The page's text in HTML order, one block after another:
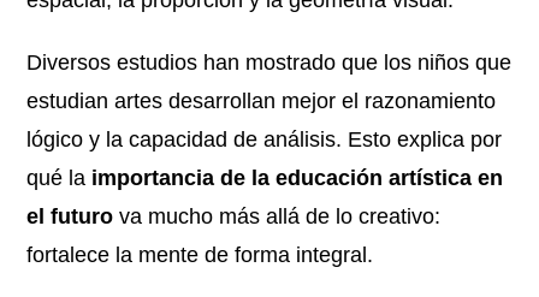
Diversos estudios han mostrado que los niños que
estudian artes desarrollan mejor el razonamiento
lógico y la capacidad de análisis. Esto explica por
qué la importancia de la educación artística en
el futuro va mucho más allá de lo creativo:
fortalece la mente de forma integral.